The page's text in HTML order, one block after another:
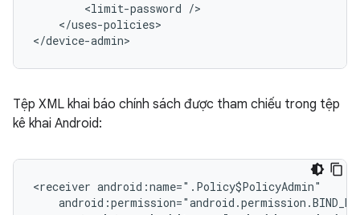
<limit-password
</uses-policies>
</device-admin>
Tệp XML khai báo chính sách được tham chiếu trong tệp
kê khai Android:
<receiver